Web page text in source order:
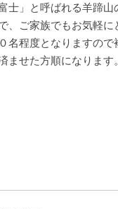
士」と呼ばれる羊蹄
、ご家族でもお気軽に
程度となりますので
せた方順になります。